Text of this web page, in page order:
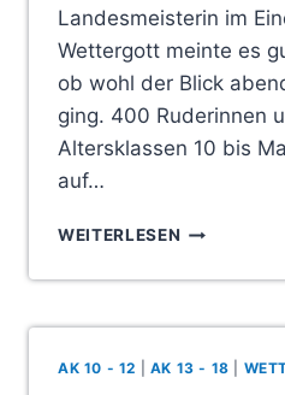
Landesmeisterin im
Wettergott meinte es
ob wohl der Blick
ging. 400 Ruderinnen
Altersklassen 10 bis
auf…
WEITERLESEN 29.
IM
VOM
AK 10 - 12 AK 13 - 18